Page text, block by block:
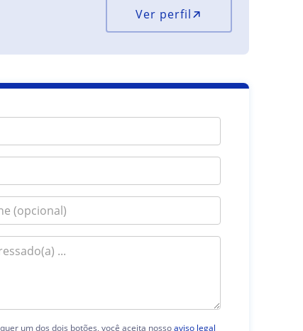
Ver perfil
um dos dois botões, você aceita nossoaviso legal